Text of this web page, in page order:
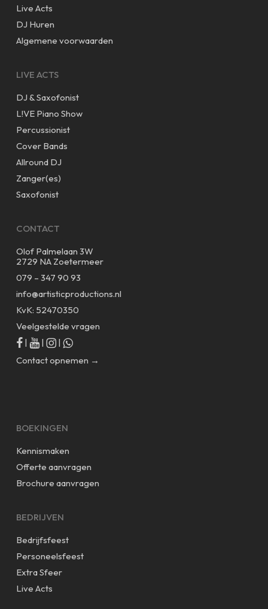
Live Acts
DJ Huren
Algemene voorwaarden
LIVE ACTS
DJ & Saxofonist
L!VE Piano Show
Percussionist
Cover Bands
Allround DJ
Zanger(es)
Saxofonist
CONTACT
Olof Palmelaan 3W
2729 NA Zoetermeer
079 – 347 90 93
info@artisticproductions.nl
KvK: 52470350
Veelgestelde vragen
|
|
|
Contact opnemen →
BOEKINGEN
Kennismaken
Offerte aanvragen
Brochure aanvragen
BEDRIJVEN
Bedrijfsfeest
Personeelsfeest
Extra Sfeer
Live Acts